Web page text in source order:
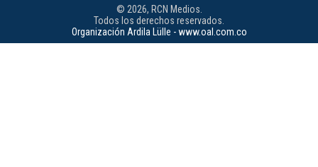
© 2026, RCN Medios.
Todos los derechos reservados.
Organización Ardila Lülle - www.oal.com.co